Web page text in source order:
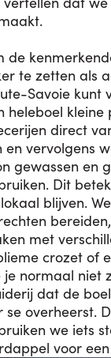
de
te zetten als
Savoie kunt
heleboel kleine
direct
en vervolgens
gewassen en
Dit
blijven.
met
crozet of
je normaal niet
dat de
se overheerst.
we iets
voor